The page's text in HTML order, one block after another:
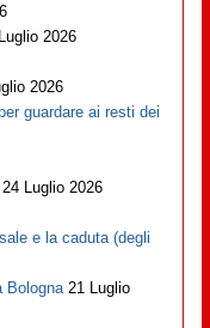
2026
2026
guardare ai resti dei
24 Luglio 2026
e la caduta (degli
Bologna 21 Luglio